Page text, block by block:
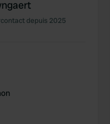
depuis 2025